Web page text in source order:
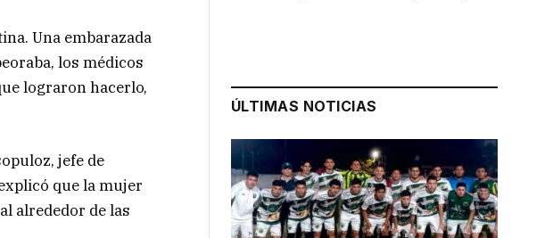
Una embarazada
los médicos
lograron hacerlo,
jefe de
que la mujer
alrededor de las
ÚLTIMAS NOTICIAS